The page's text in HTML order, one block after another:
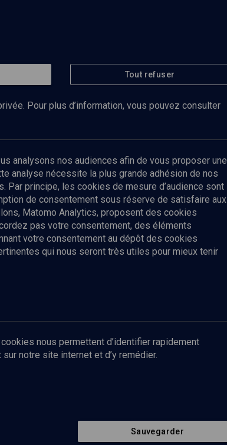
Envoyer
protection des données
légales
Tout refuser
Pour plus d’information, vous pouvez consulter
analysons nos audiences afin de vous proposer une
analyse nécessite la plus grande adhésion de nos
principe, les cookies de mesure d’audience sont
de consentement sous réserve de satisfaire aux
Matomo Analytics, proposent des cookies
pas votre consentement, des éléments
votre consentement au dépôt des cookies
qui nous seront très utiles pour mieux tenir
nous permettent d’identifier rapidement
notre site internet et d’y remédier.
Sauvegarder